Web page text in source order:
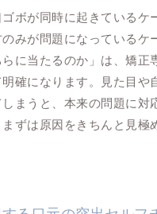
ボが同時に起きているケ
みが問題になっているケ
に当たるのか」は、矯正
確になります。見た目や
まうと、本来の問題に対
ずは原因をきちんと見極